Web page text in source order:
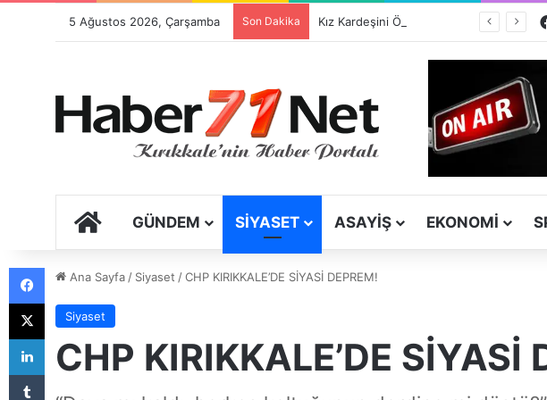
5 Ağustos 2026, Çarşamba Son Dakika
ANA SAYFA
GÜNDEM SIYASET ASAYIŞ EKONOMI
Ana Sayfa/ Siyaset /CHP KIRIKKALE’DE SİYASİ DEPREM!
Siyaset
CHP KIRIKKALE’DE SİYASİ
Tumblr